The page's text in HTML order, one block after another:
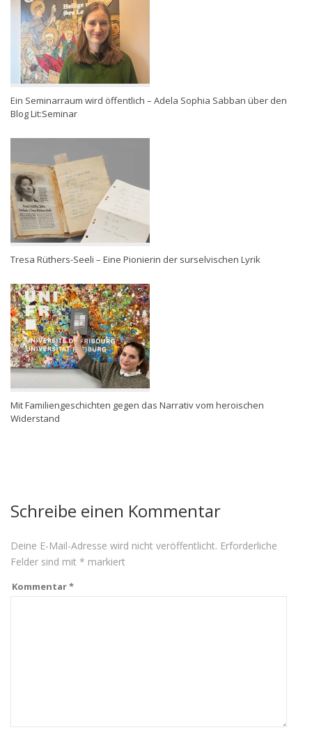
Ein Seminarraum wird öffentlich – Adela Sophia Sabban über den
Blog Lit:Seminar
Tresa Rüthers-Seeli – Eine Pionierin der surselvischen Lyrik
Mit Familiengeschichten gegen das Narrativ vom heroischen
Widerstand
Schreibe einen Kommentar
Deine E-Mail-Adresse wird nicht veröffentlicht. Erforderliche
Felder sind mit * markiert
Kommentar*